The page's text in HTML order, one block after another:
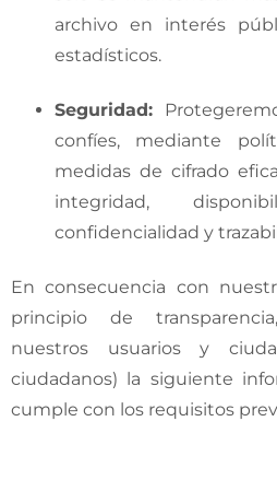
archivo en interés
estadísticos.
Seguridad:
confíes, mediante
medidas de cifrado
integridad,
confidencialidad y
En consecuencia con
principio de
nuestros usuarios y
ciudadanos) la siguiente
cumple con los requisitos